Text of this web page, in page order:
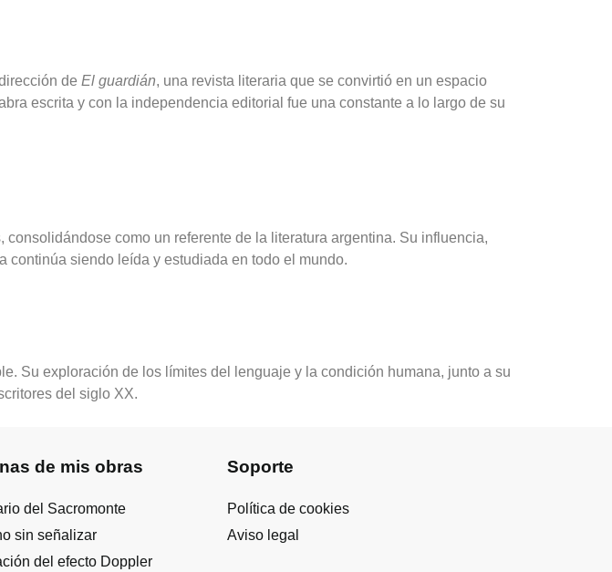
de El guardián, una revista literaria que se convirtió en un espacio
escrita y con la independencia editorial fue una constante a lo largo de su
como un referente de la literatura argentina. Su influencia,
continúa siendo leída y estudiada en todo el mundo.
Su exploración de los límites del lenguaje y la condición humana, junto a su
del siglo XX.
de mis obras
del Sacromonte
sin señalizar
del efecto Doppler
Soporte
Política de cookies
Aviso legal